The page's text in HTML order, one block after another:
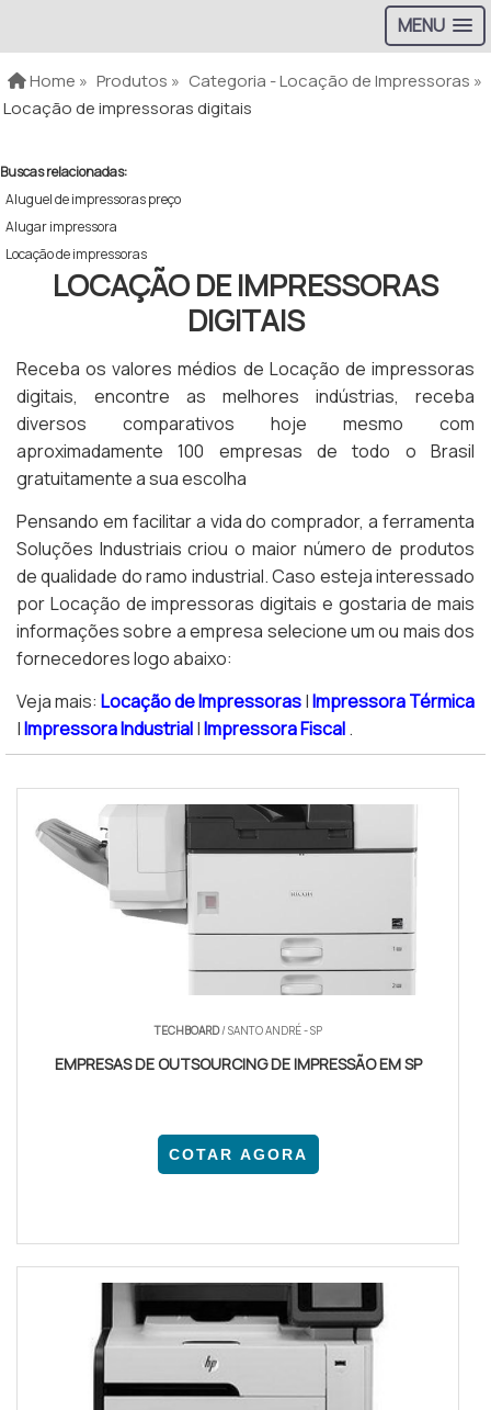
MENU
Home » Produtos » Categoria - Locação de Impressoras »
Locação de impressoras digitais
Buscas relacionadas:
Aluguel de impressoras preço
Alugar impressora
Locação de impressoras
LOCAÇÃO DE IMPRESSORAS
DIGITAIS
Receba os valores médios de Locação de impressoras
digitais, encontre as melhores indústrias, receba
diversos comparativos hoje mesmo com
aproximadamente 100 empresas de todo o Brasil
gratuitamente a sua escolha
Pensando em facilitar a vida do comprador, a ferramenta
Soluções Industriais criou o maior número de produtos
de qualidade do ramo industrial. Caso esteja interessado
por Locação de impressoras digitais e gostaria de mais
informações sobre a empresa selecione um ou mais dos
fornecedores logo abaixo:
Veja mais: Locação de Impressoras|Impressora Térmica
|Impressora Industrial|Impressora Fiscal.
TECHBOARD/ SANTO ANDRÉ - SP
EMPRESAS DE OUTSOURCING DE IMPRESSÃO EM SP
COTAR AGORA